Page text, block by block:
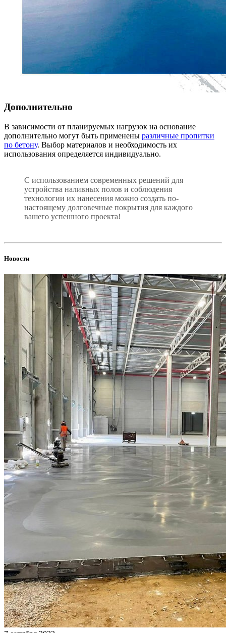
Дополнительно
В зависимости от планируемых нагрузок на основание
дополнительно могут быть применены различные пропитки
по бетону. Выбор материалов и необходимость их
использования определяется индивидуально.
С использованием современных решений для
устройства наливных полов и соблюдения
технологии их нанесения можно создать по-
настоящему долговечные покрытия для каждого
вашего успешного проекта!
Новости